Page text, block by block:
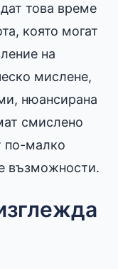
това време
която могат
на
мислене,
нюансирана
смислено
по-малко
възможности.